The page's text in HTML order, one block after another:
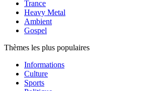
Trance
Heavy Metal
Ambient
Gospel
Thèmes les plus populaires
Informations
Culture
Sports